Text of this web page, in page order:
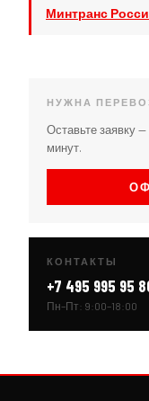
Минтранс
НУЖНА
Оставьте заявку
минут.
КОНТАКТЫ
+7 495 995 95
Пн–Пт: 9:00–18:00